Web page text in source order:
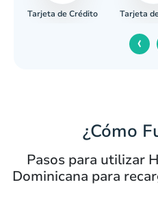
Tarjeta de Crédito Tarjeta
‹
¿Cómo
Pasos para utilizar
Dominicana para